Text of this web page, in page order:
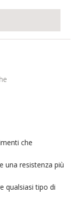
che
una resistenza più
qualsiasi tipo di